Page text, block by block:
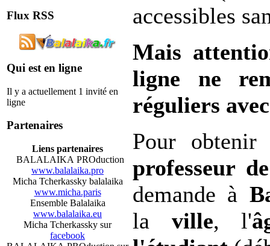
Flux RSS
Qui est en ligne
Il y a actuellement 1 invité en
ligne
Partenaires
Liens partenaires
BALALAIKA PROduction
www.balalaika.pro
Micha Tcherkassky balalaika
www.micha.paris
Ensemble Balalaika
www.balalaika.eu
Micha Tcherkassky sur
facebook
accessibles
Mais
ligne ne
réguliers
Pour
professeur
demande à
la ville, l'